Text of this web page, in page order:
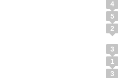
4
5
2
3
1
3